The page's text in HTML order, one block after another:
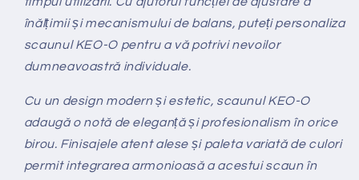
înălțimii și mecanismului de balans, puteți personaliza
scaunul KEO-O pentru a vă potrivi nevoilor
dumneavoastră individuale.
Cu un design modern și estetic, scaunul KEO-O
adaugă o notă de eleganță și profesionalism în orice
birou. Finisajele atent alese și paleta variată de culori
permit integrarea armonioasă a acestui scaun în